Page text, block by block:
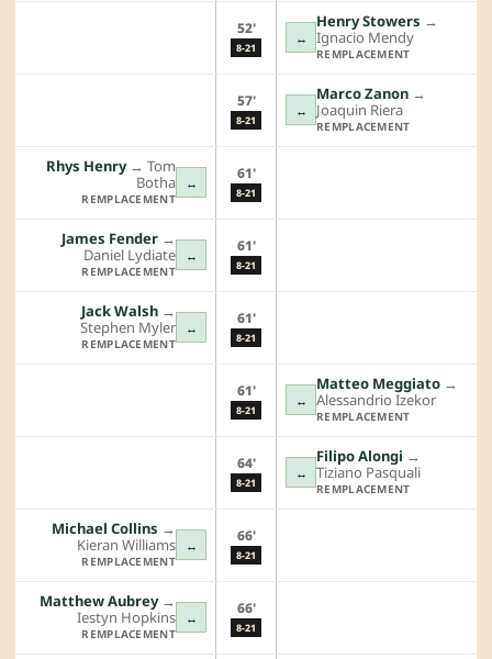
52'
8-21
↔
Henry Stowers →︎
Ignacio Mendy
REMPLACEMENT
57'
8-21
↔
Marco Zanon →︎
Joaquin Riera
REMPLACEMENT
↔
Rhys Henry→︎ Tom
Botha
REMPLACEMENT
61'
8-21
↔
James Fender →︎
Daniel Lydiate
REMPLACEMENT
61'
8-21
↔
Jack Walsh →︎
Stephen Myler
REMPLACEMENT
61'
8-21
61'
8-21
↔
Matteo Meggiato →︎
Alessandrio Izekor
REMPLACEMENT
64'
8-21
↔
Filipo Alongi →︎
Tiziano Pasquali
REMPLACEMENT
↔
Michael Collins →︎
Kieran Williams
REMPLACEMENT
66'
8-21
↔
Matthew Aubrey→︎
Iestyn Hopkins
REMPLACEMENT
66'
8-21